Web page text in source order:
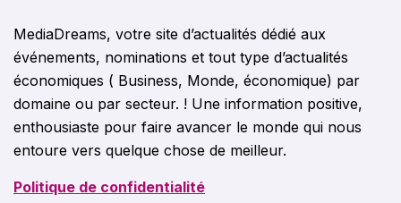
MediaDreams, votre site d’actualités dédié aux
événements, nominations et tout type d’actualités
économiques ( Business, Monde, économique) par
domaine ou par secteur. ! Une information positive,
enthousiaste pour faire avancer le monde qui nous
entoure vers quelque chose de meilleur.
Politique de confidentialité